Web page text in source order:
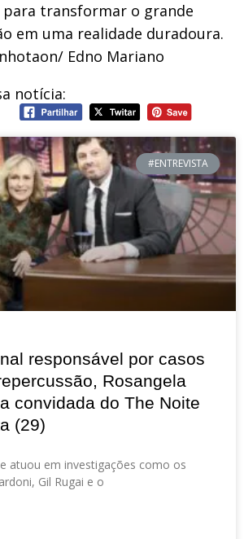
transformar o grande
em uma realidade duradoura.
Edno Mariano
notícia:
#ENTREVISTA
responsável por casos
Rosangela
convidada do The Noite
(29)
atuou em investigações como os
Gil Rugai e o